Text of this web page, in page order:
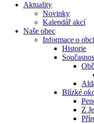
Aktuality
Novinky
Kalendář akcí
Naše obec
Informace o obci
Historie
Blízké
Z